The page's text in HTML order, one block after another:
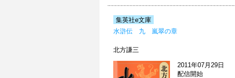
集英社e文庫
水滸伝 九 嵐翠の章
北方謙三
2011年07月29日
配信開始